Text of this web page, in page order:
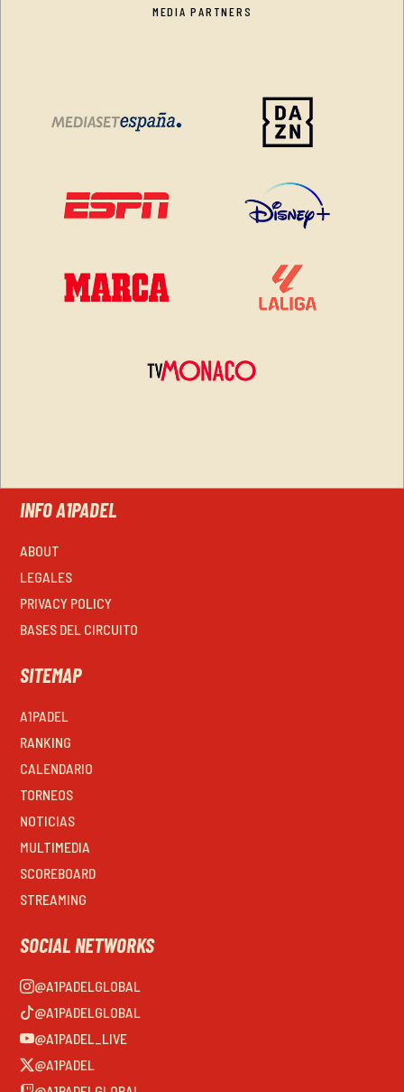
MEDIA PARTNERS
INFO A1PADEL
ABOUT
LEGALES
PRIVACY POLICY
BASES DEL CIRCUITO
SITEMAP
A1PADEL
RANKING
CALENDARIO
TORNEOS
NOTICIAS
MULTIMEDIA
SCOREBOARD
STREAMING
SOCIAL NETWORKS
@A1PADELGLOBAL
@A1PADELGLOBAL
@A1PADEL_LIVE
@A1PADEL